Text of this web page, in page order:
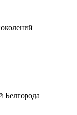
Белгорода